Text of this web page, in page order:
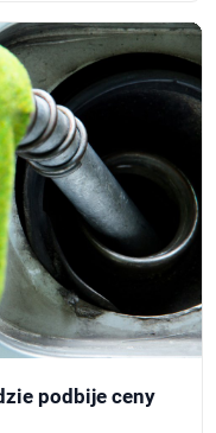
podbije ceny